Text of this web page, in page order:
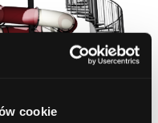
cookie